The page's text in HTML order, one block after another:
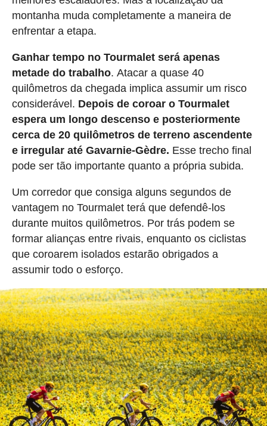
montanha muda completamente a maneira de
enfrentar a etapa.
Ganhar tempo no Tourmalet será apenas
metade do trabalho. Atacar a quase 40
quilômetros da chegada implica assumir um risco
considerável. Depois de coroar o Tourmalet
espera um longo descenso e posteriormente
cerca de 20 quilômetros de terreno ascendente
e irregular até Gavarnie-Gèdre. Esse trecho final
pode ser tão importante quanto a própria subida.
Um corredor que consiga alguns segundos de
vantagem no Tourmalet terá que defendê-los
durante muitos quilômetros. Por trás podem se
formar alianças entre rivais, enquanto os ciclistas
que coroarem isolados estarão obrigados a
assumir todo o esforço.